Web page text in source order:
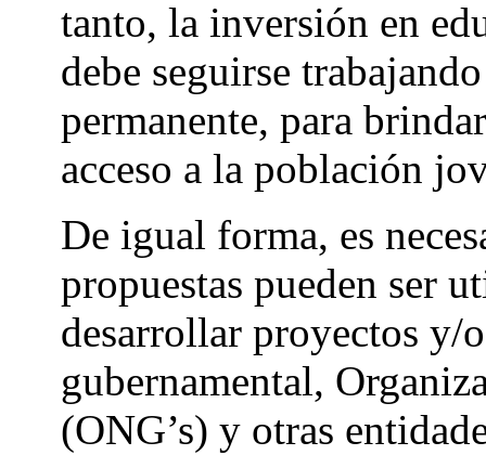
tanto, la inversión en
debe seguirse
permanente, para
acceso a la población
De igual forma, es
propuestas pueden ser
desarrollar proyectos y/
gubernamental,
(ONG’s) y otras